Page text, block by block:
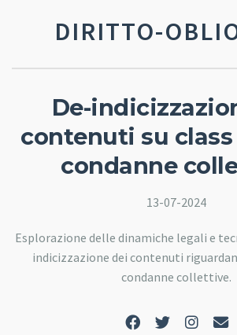
DIRITTO-
De-
contenuti su
condanne
13-07-2024
Esplorazione delle dinamiche legali e
indicizzazione dei contenuti
condanne collettive.